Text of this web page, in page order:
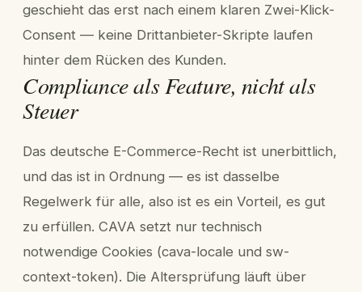
geschieht das erst nach einem klaren Zwei-Klick-
Consent — keine Drittanbieter-Skripte laufen
hinter dem Rücken des Kunden.
Compliance als Feature, nicht als
Steuer
Das deutsche E-Commerce-Recht ist unerbittlich,
und das ist in Ordnung — es ist dasselbe
Regelwerk für alle, also ist es ein Vorteil, es gut
zu erfüllen. CAVA setzt nur technisch
notwendige Cookies (cava-locale und sw-
context-token). Die Altersprüfung läuft über